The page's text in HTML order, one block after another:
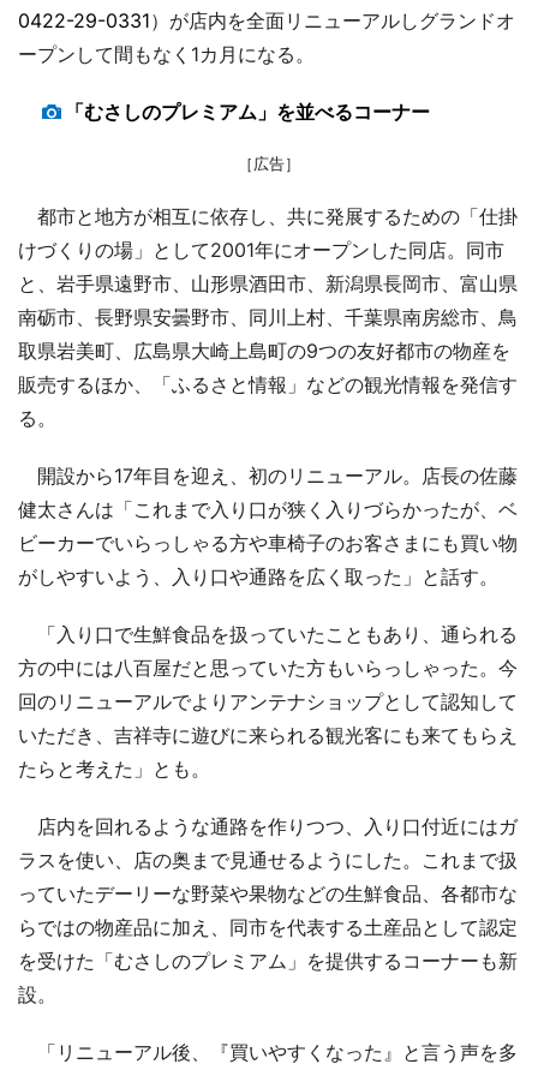
0422-29-0331）が店内を全面リニューアルしグランドオ
ープンして間もなく1カ月になる。
「むさしのプレミアム」を並べるコーナー
［広告］
都市と地方が相互に依存し、共に発展するための「仕掛
けづくりの場」として2001年にオープンした同店。同市
と、岩手県遠野市、山形県酒田市、新潟県長岡市、富山県
南砺市、長野県安曇野市、同川上村、千葉県南房総市、鳥
取県岩美町、広島県大崎上島町の9つの友好都市の物産を
販売するほか、「ふるさと情報」などの観光情報を発信す
る。
開設から17年目を迎え、初のリニューアル。店長の佐藤
健太さんは「これまで入り口が狭く入りづらかったが、ベ
ビーカーでいらっしゃる方や車椅子のお客さまにも買い物
がしやすいよう、入り口や通路を広く取った」と話す。
「入り口で生鮮食品を扱っていたこともあり、通られる
方の中には八百屋だと思っていた方もいらっしゃった。今
回のリニューアルでよりアンテナショップとして認知して
いただき、吉祥寺に遊びに来られる観光客にも来てもらえ
たらと考えた」とも。
店内を回れるような通路を作りつつ、入り口付近にはガ
ラスを使い、店の奥まで見通せるようにした。これまで扱
っていたデーリーな野菜や果物などの生鮮食品、各都市な
らではの物産品に加え、同市を代表する土産品として認定
を受けた「むさしのプレミアム」を提供するコーナーも新
設。
「リニューアル後、『買いやすくなった』と言う声を多